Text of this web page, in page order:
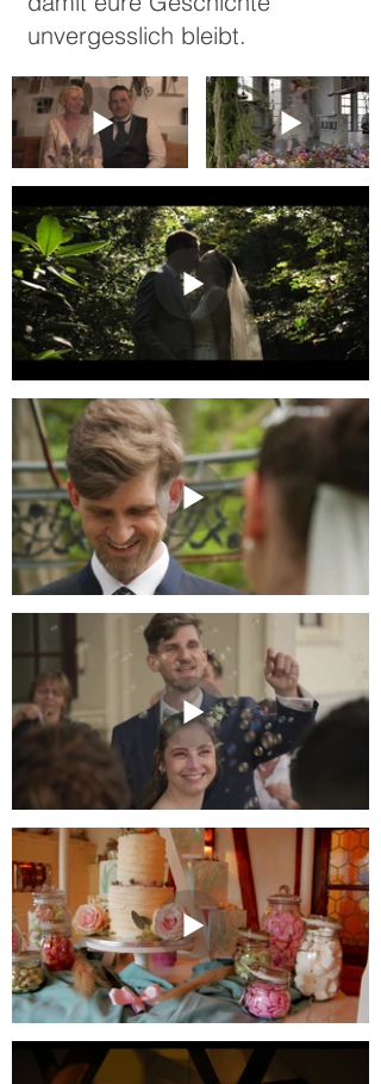
unvergesslich bleibt.